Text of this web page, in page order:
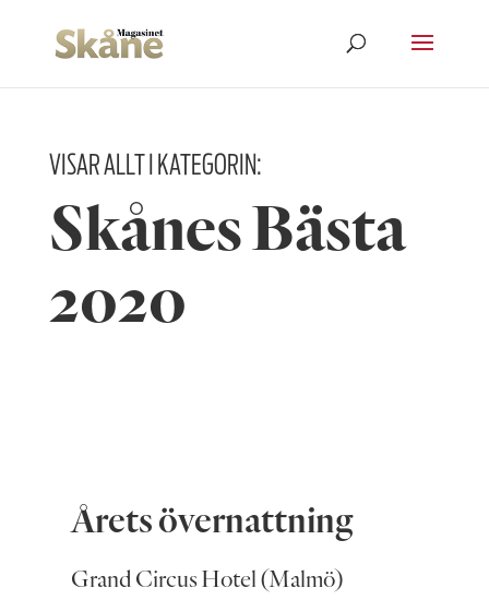
VISAR ALLT I KATEGORIN:
Skånes Bästa
2020
Årets övernattning
Grand Circus Hotel (Malmö)